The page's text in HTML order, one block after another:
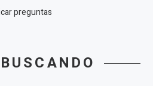
preguntas